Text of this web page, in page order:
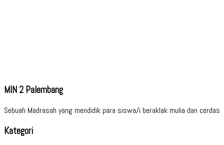
MIN 2 Palembang
Sebuah Madrasah yang mendidik para siswa/i beraklak mulia dan cerdas
Kategori